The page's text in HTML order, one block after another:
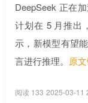
DeepSeek 正在
计划在 5 月推出
示，新模型有望
言进行推理。 原
阅读 133 2025-03-11